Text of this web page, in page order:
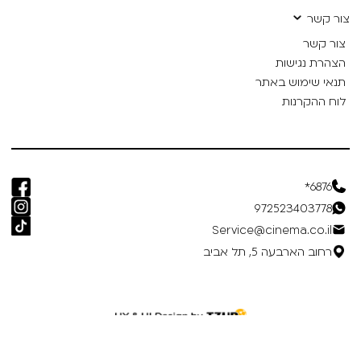
צור קשר
צור קשר
הצהרת נגישות
תנאי שימוש באתר
לוח ההקרנות
6876*
972523403778
Service@cinema.co.il
רחוב הארבעה 5, תל אביב